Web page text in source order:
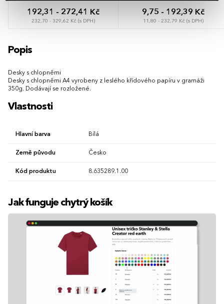
192,31 - 272,41 Kč
232,70 - 329,62 Kč (s DPH)
9,75 - 192,39 Kč
11,80 - 232,79 Kč (s DPH)
Popis
Desky s chlopněmi
Desky s chlopněmi A4 vyrobeny z leslého křídového papíru v gramáži
350g. Dodávají se rozložené.
Vlastnosti
Hlavní barva Bílá
Země původu Česko
Kód produktu 8.635289.1.00
Jak funguje chytrý košík